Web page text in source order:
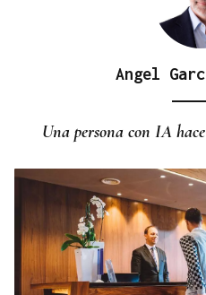
Valdeorras y Coca-Cola
Angel
Una persona con IA